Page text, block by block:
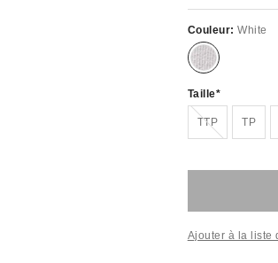
Couleur:White
Taille
TTPÉpuiséTP
Ajouter à la liste